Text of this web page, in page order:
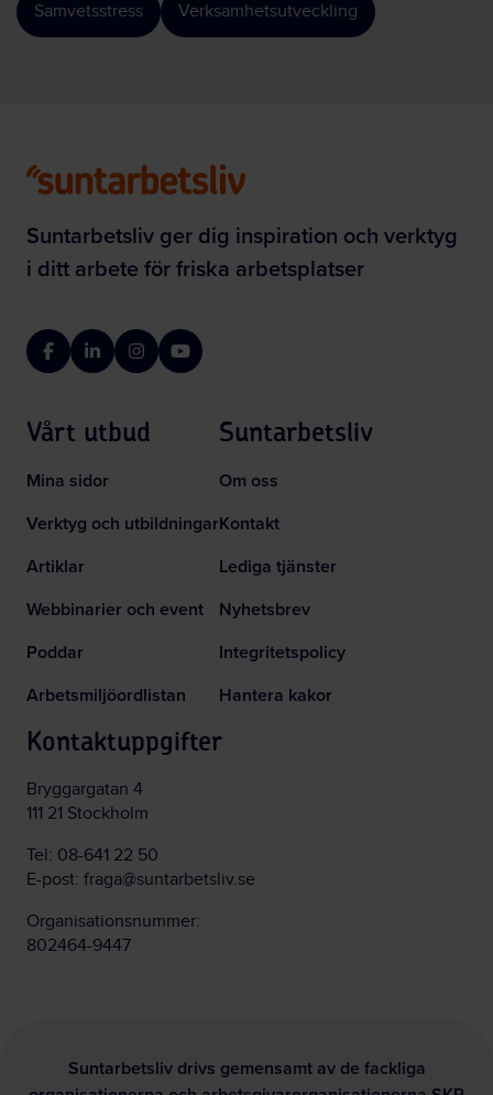
Samvetsstress Verksamhetsutveckling
Suntarbetsliv ger dig inspiration och verktyg
i ditt arbete för friska arbetsplatser
FacebookLinkedInInstagramYouTube
Vårt utbud
Mina sidor
Verktyg och utbildningar
Artiklar
Webbinarier och event
Poddar
Arbetsmiljöordlistan
Suntarbetsliv
Om oss
Kontakt
Lediga tjänster
Nyhetsbrev
Integritetspolicy
Hantera kakor
Kontaktuppgifter
Bryggargatan 4
111 21 Stockholm
Tel: 08-641 22 50
E-post: fraga@suntarbetsliv.se
Organisationsnummer:
802464-9447
Suntarbetsliv drivs gemensamt av de fackliga